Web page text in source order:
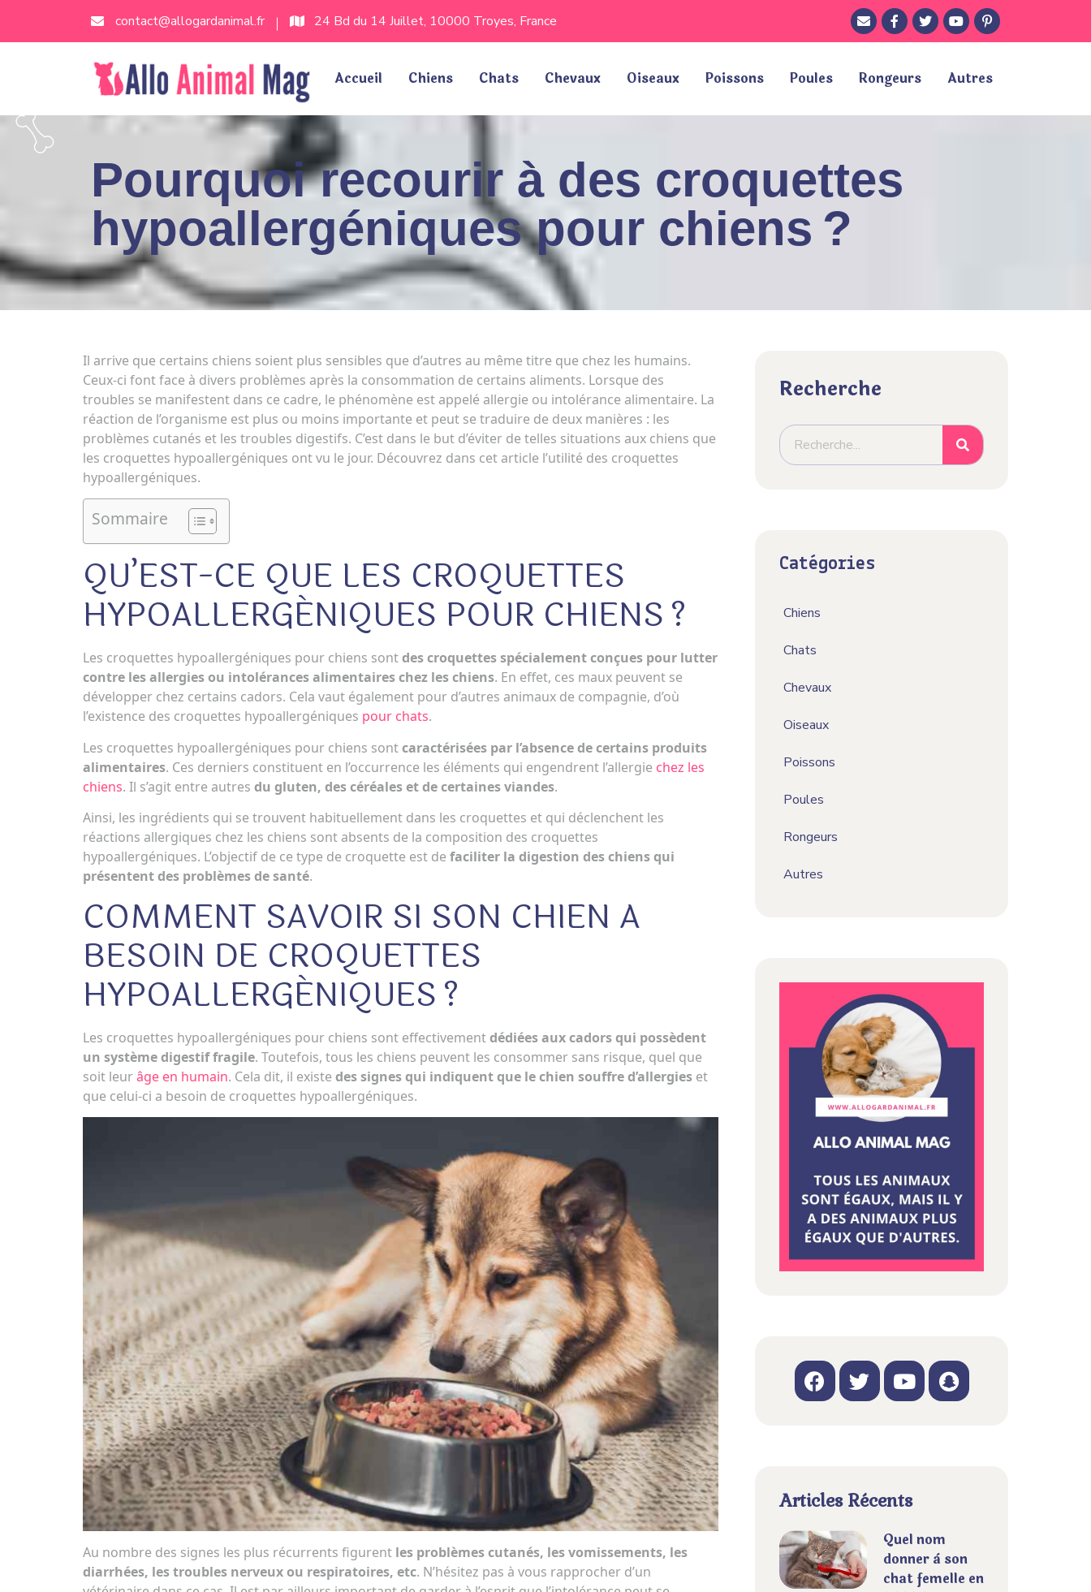
contact@allogardanimal.fr 24 Bd du 14 Juillet, 10000 Troyes, France
Accueil Chiens Chats Chevaux Oiseaux Poissons Poules Rongeurs Autres
Pourquoi recourir à des croquettes
hypoallergéniques pour chiens ?
Il arrive que certains chiens soient plus sensibles que d’autres au même titre que chez les humains.
Ceux-ci font face à divers problèmes après la consommation de certains aliments. Lorsque des
troubles se manifestent dans ce cadre, le phénomène est appelé allergie ou intolérance alimentaire. La
réaction de l’organisme est plus ou moins importante et peut se traduire de deux manières : les
problèmes cutanés et les troubles digestifs. C’est dans le but d’éviter de telles situations aux chiens que
les croquettes hypoallergéniques ont vu le jour. Découvrez dans cet article l’utilité des croquettes
hypoallergéniques.
Sommaire
QU’EST-CE QUE LES CROQUETTES
HYPOALLERGÉNIQUES POUR CHIENS ?
Les croquettes hypoallergéniques pour chiens sontdes croquettes spécialement conçues pour lutter
contre les allergies ou intolérances alimentaireschez les chiens. En effet, ces maux peuvent se
développer chez certains cadors. Cela vaut également pour d’autres animaux de compagnie, d’où
l’existence des croquettes hypoallergéniques pour chats.
Les croquettes hypoallergéniques pour chiens sontcaractérisées par l’absence de certains produits
alimentaires. Ces derniers constituent en l’occurrence les éléments qui engendrent l’allergie chez les
chiens. Il s’agit entre autres du gluten, des céréales et de certaines viandes.
Ainsi, les ingrédients qui se trouvent habituellement dans les croquettes et qui déclenchent les
réactions allergiques chez les chiens sont absents de la composition des croquettes
hypoallergéniques. L’objectif de ce type de croquette est de faciliter la digestion des chiens qui
présentent des problèmes de santé.
COMMENT SAVOIR SI SON CHIEN A
BESOIN DE CROQUETTES
HYPOALLERGÉNIQUES ?
Les croquettes hypoallergéniques pour chiens sont effectivementdédiées aux cadors qui possèdent
un système digestif fragile. Toutefois, tous les chiens peuvent les consommer sans risque, quel que
soit leurâge en humain. Cela dit, il existe des signes qui indiquent que le chien souffre d’allergies et
que celui-ci a besoin de croquettes hypoallergéniques.
Au nombre des signes les plus récurrents figurent les problèmes cutanés, les vomissements, les
diarrhées, les troubles nerveux ou respiratoires, etc. N’hésitez pas à vous rapprocher d’un
Recherche
Catégories
Chiens
Chats
Chevaux
Oiseaux
Poissons
Poules
Rongeurs
Autres
Articles Récents
Quel nom
donner à son
chat femelle en